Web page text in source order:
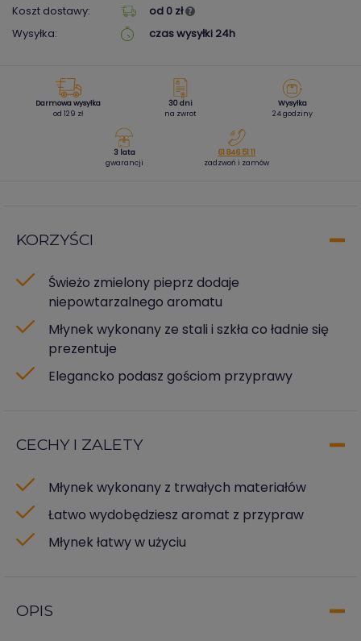
Koszt dostawy:
od 0 zł
Wysyłka:
czas wysyłki 24h
Darmowa wysyłka
od 129 zł
30 dni
na zwrot
Wysyłka
24 godziny
3 lata
gwarancji
61 846 51 11
zadzwoń i zamów
KORZYŚCI
Świeżo zmielony pieprz dodaje
niepowtarzalnego aromatu
Młynek wykonany ze stali i szkła co ładnie się
prezentuje
Elegancko podasz gościom przyprawy
CECHY I ZALETY
Młynek wykonany z trwałych materiałów
Łatwo wydobędziesz aromat z przypraw
Młynek łatwy w użyciu
OPIS